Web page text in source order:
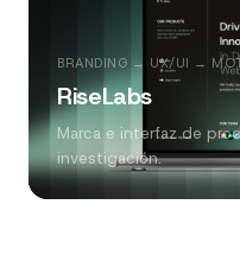
BRANDING → UX/UI →
RiseLabs
Marca e interfaz de
investigación.